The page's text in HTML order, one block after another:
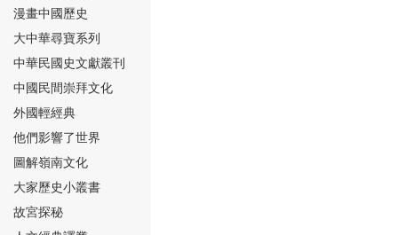
⑯
⑰
漫畫中國歷史
大中華尋寶系列
中華民國史文獻叢刊
中國民間崇拜文化
外國輕經典
他們影響了世界
圖解嶺南文化
大家歷史小叢書
故宮探秘